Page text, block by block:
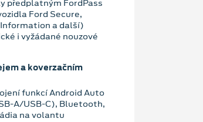
předplatným FordPass
Ford Secure,
a další)
i vyžádané nouzové
a koverzačním
funkcí Android Auto
A/USB-C), Bluetooth,
na volantu